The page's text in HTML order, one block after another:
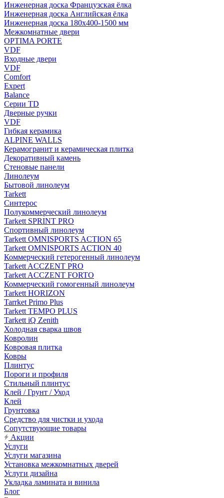
Инженерная доска Французская ёлка
Инженерная доска Английская ёлка
Инженерная доска 180x400-1500 мм
Межкомнатные двери
OPTIMA PORTE
VDF
Входные двери
VDF
Comfort
Expert
Balance
Серии TD
Дверные ручки
VDF
Гибкая керамика
ALPINE WALLS
Керамогранит и керамическая плитка
Декоративный камень
Стеновые панели
Линолеум
Бытовой линолеум
Tarkett
Синтерос
Полукоммерческий линолеум
Tarkett SPRINT PRO
Спортивный линолеум
Tarkett OMNISPORTS ACTION 65
Tarkett OMNISPORTS ACTION 40
Коммерческий гетерогенный линолеум
Tarkett ACCZENT PRO
Tarkett ACCZENT FORTO
Коммерческий гомогенный линолеум
Tarkett HORIZON
Tarrket Primo Plus
Tarkett TEMPO PLUS
Tarkett iQ Zenith
Холодная сварка швов
Ковролин
Ковровая плитка
Ковры
Плинтус
Пороги и профиля
Стильный плинтус
Клей / Грунт / Уход
Клей
Грунтовка
Средство для чистки и ухода
Сопутствующие товары
Акции
Услуги
Услуги магазина
Установка межкомнатных дверей
Услуги дизайна
Укладка ламината и винила
Блог